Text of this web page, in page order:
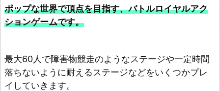
マ
ス
D
e
ポップな世界で頂点を目指す、バトルロイヤルアク
ションゲームです。
最大60人で障害物競走のようなステージや一定時間
落ちないように耐えるステージなどをいくつかプレ
イしていきます。